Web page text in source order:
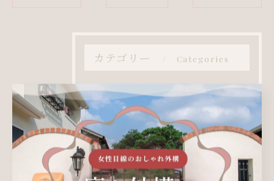
カテゴリー Categories
全てのカテゴリー
エクステリア
リフォーム
庭
カーポート